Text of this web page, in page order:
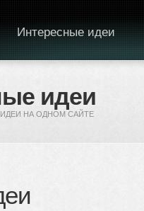
идеи
НА ОДНОМ САЙТЕ
Интересные идеи